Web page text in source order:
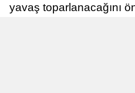
yavaş toparlanacağını